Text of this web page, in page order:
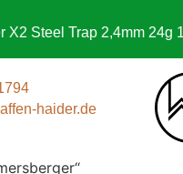
Steel Trap 2,4mm 24g
haider.de